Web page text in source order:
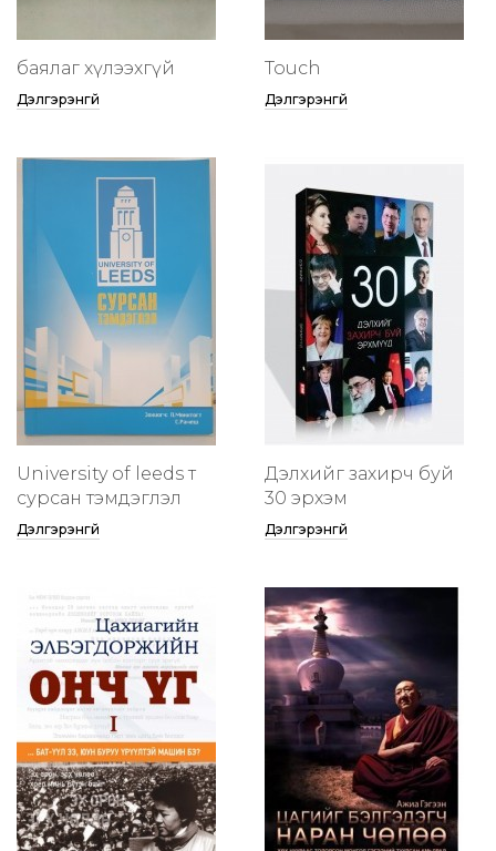
баялаг хүлээхгүй
Дэлгэрэнгүй
Touch
Дэлгэрэнгүй
University of leeds т
сурсан тэмдэглэл
Дэлгэрэнгүй
Дэлхийг захирч буй
30 эрхэм
Дэлгэрэнгүй